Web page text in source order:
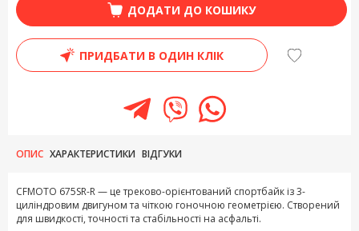
ДОДАТИ ДО КОШИКУ
ПРИДБАТИ В ОДИН КЛІК
ОПИС ХАРАКТЕРИСТИКИ ВІДГУКИ
CFMOTO 675SR-R — це треково-орієнтований спортбайк із 3-
циліндровим двигуном та чіткою гоночною геометрією. Створений
для швидкості, точності та стабільності на асфальті.